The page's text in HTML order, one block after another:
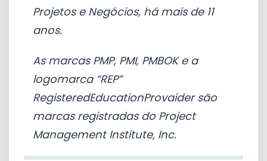
Projetos e Negócios, há mais de 11
anos.
As marcas PMP, PMI, PMBOK e a
logomarca “REP”
RegisteredEducationProvaider são
marcas registradas do Project
Management Institute, Inc.